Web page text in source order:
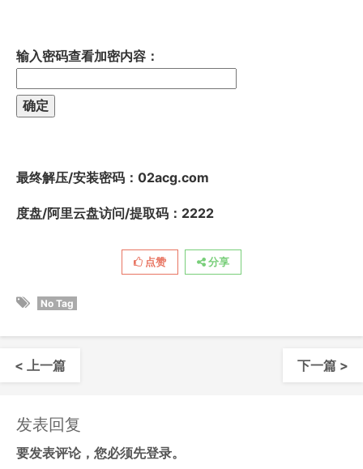
输入密码查看加密内容：
最终解压/安装密码 ：02acg.com
度盘/阿里云盘访问/提取码：2222
点赞 分享
No Tag
< 上一篇 下一篇 >
发表回复
要发表评论，您必须先登录。